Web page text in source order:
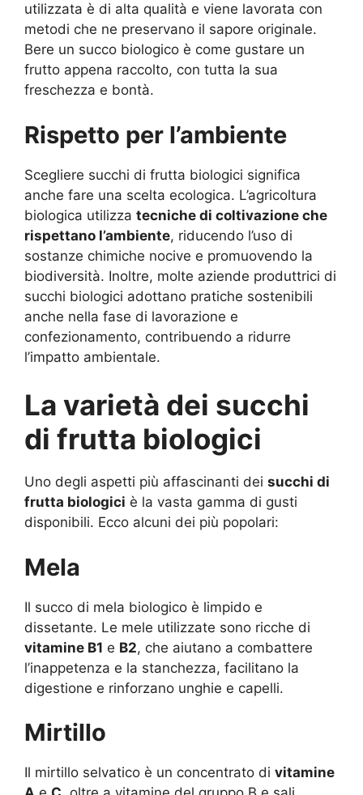
utilizzata è di alta qualità e viene lavorata con
metodi che ne preservano il sapore originale.
Bere un succo biologico è come gustare un
frutto appena raccolto, con tutta la sua
freschezza e bontà.
Rispetto per l’ambiente
Scegliere succhi di frutta biologici significa
anche fare una scelta ecologica. L’agricoltura
biologica utilizza tecniche di coltivazione che
rispettano l’ambiente, riducendo l’uso di
sostanze chimiche nocive e promuovendo la
biodiversità. Inoltre, molte aziende produttrici di
succhi biologici adottano pratiche sostenibili
anche nella fase di lavorazione e
confezionamento, contribuendo a ridurre
l’impatto ambientale.
La varietà dei succhi
di frutta biologici
Uno degli aspetti più affascinanti dei succhi di
frutta biologici è la vasta gamma di gusti
disponibili. Ecco alcuni dei più popolari:
Mela
Il succo di mela biologico è limpido e
dissetante. Le mele utilizzate sono ricche di
vitamine B1 e B2, che aiutano a combattere
l’inappetenza e la stanchezza, facilitano la
digestione e rinforzano unghie e capelli.
Mirtillo
Il mirtillo selvatico è un concentrato di vitamine